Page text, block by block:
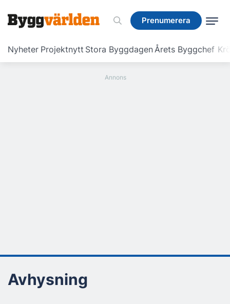
Prenumerera
Nyheter Projektnytt Stora ByggdagenÅrets Byggchef
Prenumerera
Avhysning